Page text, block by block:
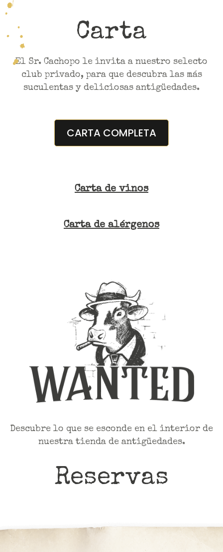
Carta
El Sr. Cachopo le invita a nuestro selecto
club privado, para que descubra las más
suculentas y deliciosas antigüedades.
CARTA COMPLETA
Carta de vinos
Carta de alérgenos
Descubre lo que se esconde en el interior de
nuestra tienda de antigüedades.
Reservas